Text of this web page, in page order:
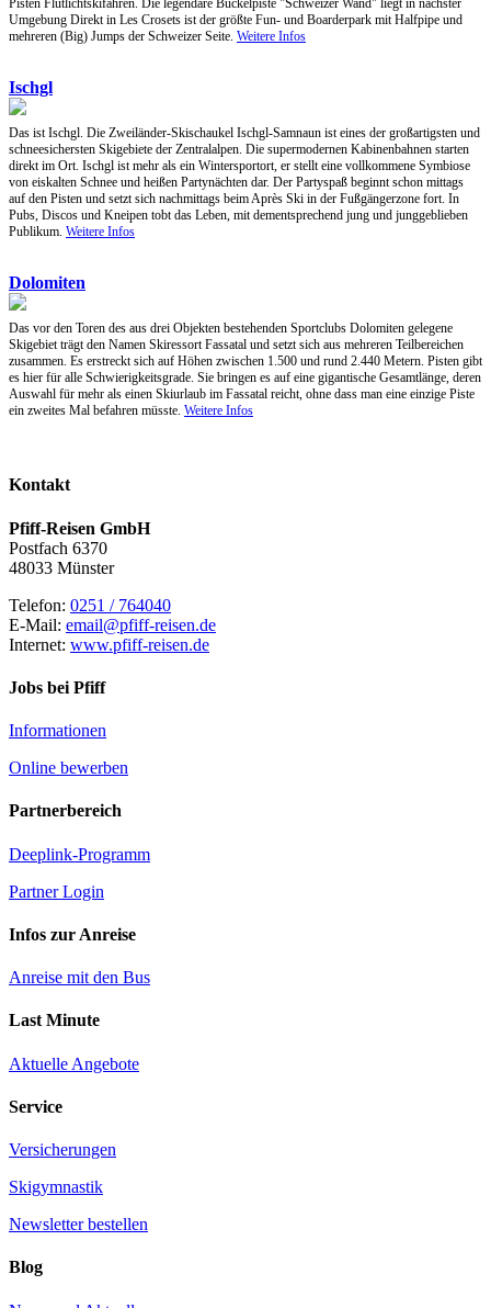
Pisten Flutlichtskifahren. Die legendäre Buckelpiste "Schweizer Wand" liegt in nächster
Umgebung Direkt in Les Crosets ist der größte Fun- und Boarderpark mit Halfpipe und
mehreren (Big) Jumps der Schweizer Seite. Weitere Infos
Ischgl
Das ist Ischgl. Die Zweiländer-Skischaukel Ischgl-Samnaun ist eines der großartigsten und
schneesichersten Skigebiete der Zentralalpen. Die supermodernen Kabinenbahnen starten
direkt im Ort. Ischgl ist mehr als ein Wintersportort, er stellt eine vollkommene Symbiose
von eiskalten Schnee und heißen Partynächten dar. Der Partyspaß beginnt schon mittags
auf den Pisten und setzt sich nachmittags beim Après Ski in der Fußgängerzone fort. In
Pubs, Discos und Kneipen tobt das Leben, mit dementsprechend jung und junggeblieben
Publikum. Weitere Infos
Dolomiten
Das vor den Toren des aus drei Objekten bestehenden Sportclubs Dolomiten gelegene
Skigebiet trägt den Namen Skiressort Fassatal und setzt sich aus mehreren Teilbereichen
zusammen. Es erstreckt sich auf Höhen zwischen 1.500 und rund 2.440 Metern. Pisten gibt
es hier für alle Schwierigkeitsgrade. Sie bringen es auf eine gigantische Gesamtlänge, deren
Auswahl für mehr als einen Skiurlaub im Fassatal reicht, ohne dass man eine einzige Piste
ein zweites Mal befahren müsste. Weitere Infos
Kontakt
Pfiff-Reisen GmbH
Postfach 6370
48033 Münster
Telefon: 0251 / 764040
E-Mail: email@pfiff-reisen.de
Internet: www.pfiff-reisen.de
Jobs bei Pfiff
Informationen
Online bewerben
Partnerbereich
Deeplink-Programm
Partner Login
Infos zur Anreise
Anreise mit den Bus
Last Minute
Aktuelle Angebote
Service
Versicherungen
Skigymnastik
Newsletter bestellen
Blog